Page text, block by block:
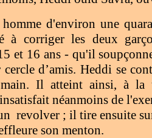
d'environ une
à corriger les deux
et 16 ans - qu'il
cercle d’amis. Heddi se
Il atteint ainsi, à
néanmoins de
revolver ; il tire ensuite
son menton.